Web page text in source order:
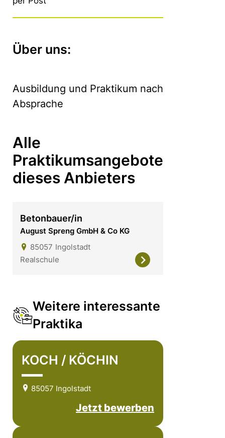
Über uns:
Ausbildung und Praktikum nach
Absprache
Alle
Praktikumsangebote
dieses Anbieters
Betonbauer/in
August Spreng GmbH & Co KG
85057 Ingolstadt
Realschule
Weitere interessante
Praktika
KOCH / KÖCHIN
85057 Ingolstadt
Jetzt bewerben